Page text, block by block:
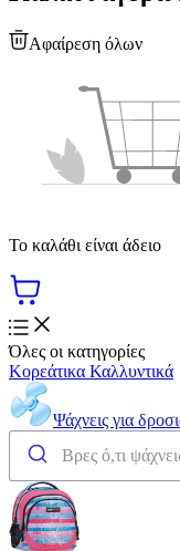
Αφαίρεση όλων
Το καλάθι είναι άδειο
Όλες οι κατηγορίες
Κορεάτικα Καλλυντικά
Ψάχνεις για